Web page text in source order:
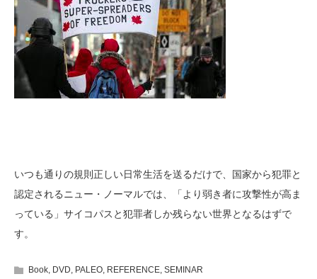
いつも通りの規則正しい日常生活を送るだけで、国家から犯罪と
認定されるニュー・ノーマルでは、「より弱き者に攻撃性が高ま
っている」サイコパスと犯罪者しか残らない世界となるはずで
す。
Book DVD PALEO REFERENCE SEMINAR